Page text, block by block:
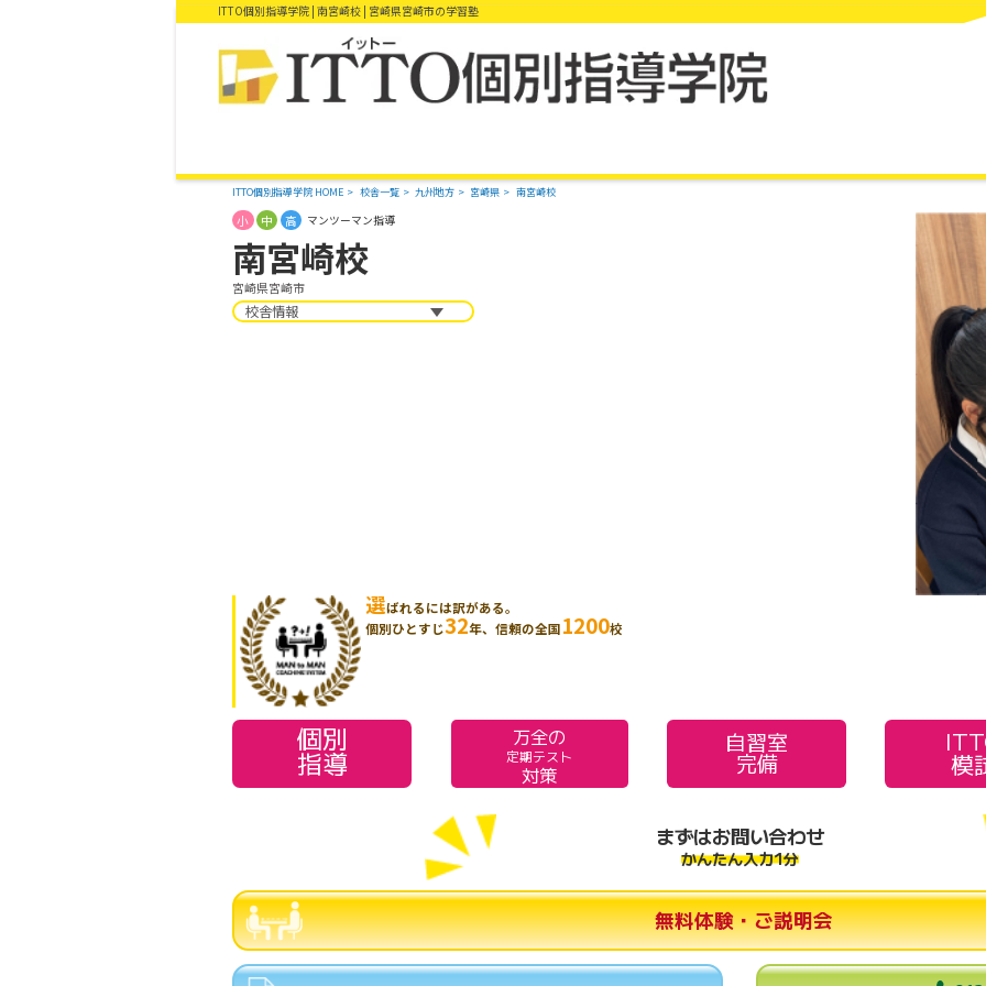
ITTO個別指導学院 | 南宮崎校 | 宮崎県宮崎市の学習塾
ITTO個別指導学院 HOME 校舎一覧 九州地方 宮崎県 南宮崎校
南宮崎校
宮崎県宮崎市
小 中 高 マンツーマン指導
校舎情報
選ばれるには訳がある。
個別ひとすじ32年、信頼の全国1200校
個別
指導
万全の
定期テスト
対策
自習室
完備 模
まずはお問い合わせ
かんたん入力1分
無料体験・ご説明会